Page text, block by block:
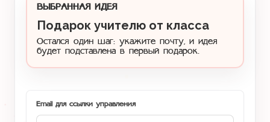
ВЫБРАННАЯ ИДЕЯ
Подарок учителю от класса
Остался один шаг: укажите почту, и идея
будет подставлена в первый подарок.
Email для ссылки управления